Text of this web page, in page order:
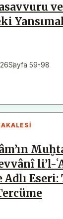
Sayfa 59-98
li’l-
Adlı